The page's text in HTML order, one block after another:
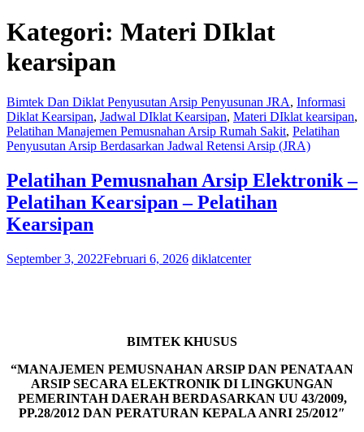
Kategori: Materi DIklat
kearsipan
Bimtek Dan Diklat Penyusutan Arsip Penyusunan JRA, Informasi
Diklat Kearsipan, Jadwal DIklat Kearsipan, Materi DIklat kearsipan,
Pelatihan Manajemen Pemusnahan Arsip Rumah Sakit, Pelatihan
Penyusutan Arsip Berdasarkan Jadwal Retensi Arsip (JRA)
Pelatihan Pemusnahan Arsip Elektronik –
Pelatihan Kearsipan – Pelatihan
Kearsipan
September 3, 2022Februari 6, 2026 diklatcenter
BIMTEK KHUSUS
“MANAJEMEN PEMUSNAHAN ARSIP DAN PENATAAN
ARSIP SECARA ELEKTRONIK DI LINGKUNGAN
PEMERINTAH DAERAHBERDASARKAN UU 43/2009,
PP.28/2012 DAN PERATURAN KEPALA ANRI 25/2012″